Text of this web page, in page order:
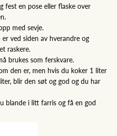
fest en pose eller flaske over
med sevje.
ved siden av hverandre og
raskere.
brukes som ferskvare.
den er, men hvis du koker 1 liter
blir den søt og god og du har
blande i litt farris og få en god